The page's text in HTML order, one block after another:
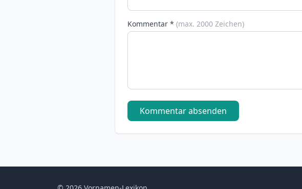
Kommentar * (max. 2000 Zeichen)
Kommentar absenden